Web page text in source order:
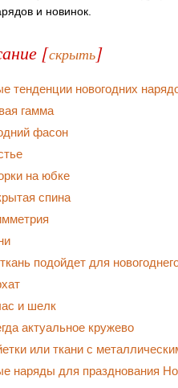
и новинок.
[скрыть]
тенденции новогодних
гамма
фасон
на юбке
спина
подойдет для
и шелк
актуальное кружево
или ткани с
наряды для празднования